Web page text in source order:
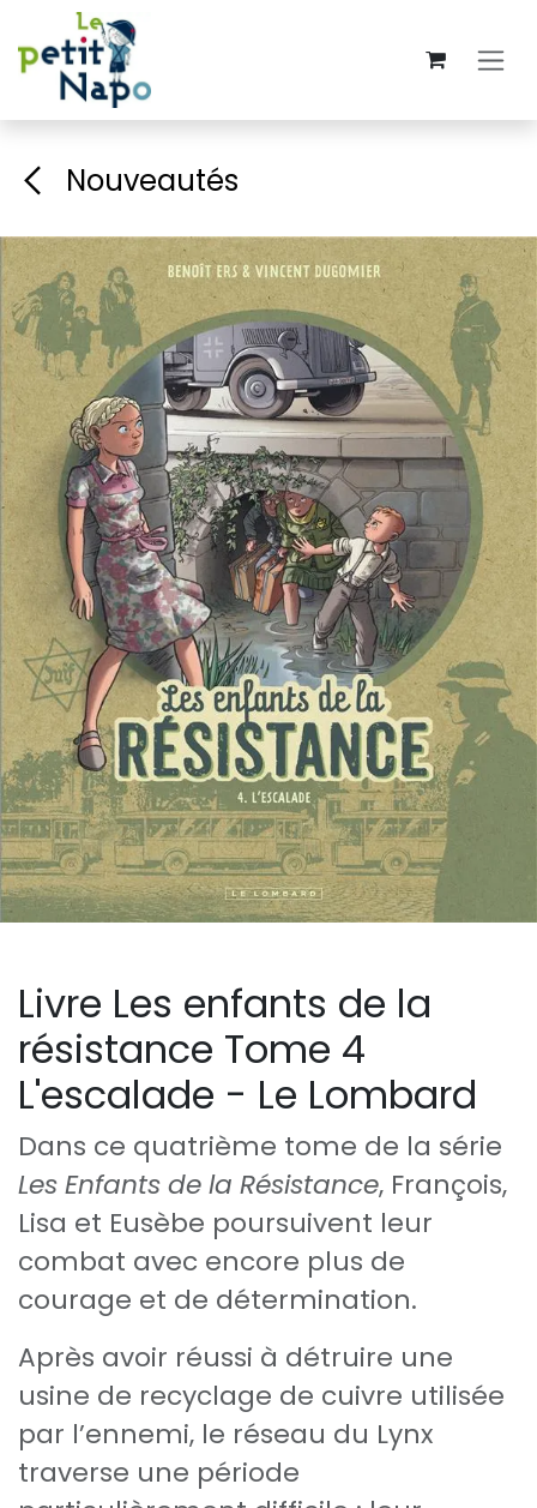
Se rendre au contenu
Nouveautés
Livre Les enfants de la
résistance Tome 4
L'escalade - Le Lombard
Dans ce quatrième tome de la série
Les Enfants de la Résistance, François,
Lisa et Eusèbe poursuivent leur
combat avec encore plus de
courage et de détermination.
Après avoir réussi à détruire une
usine de recyclage de cuivre utilisée
par l’ennemi, le réseau du Lynx
traverse une période